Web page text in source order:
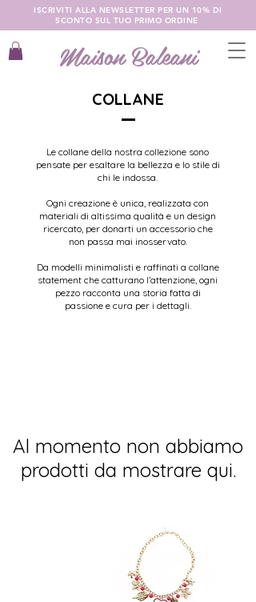
Maison Baleani
ISCRIVITI ALLA NEWSLETTER PER UN 10% DI
SCONTO SUL TUO PRIMO ORDINE
COLLANE
Le collane della nostra collezione sono
pensate per esaltare la bellezza e lo stile di
chi le indossa.
Ogni creazione è unica, realizzata con
materiali di altissima qualità e un design
ricercato, per donarti un accessorio che
non passa mai inosservato.
Da modelli minimalisti e raffinati a collane
statement che catturano l’attenzione, ogni
pezzo racconta una storia fatta di
passione e cura per i dettagli.
Al momento non abbiamo
prodotti da mostrare qui.